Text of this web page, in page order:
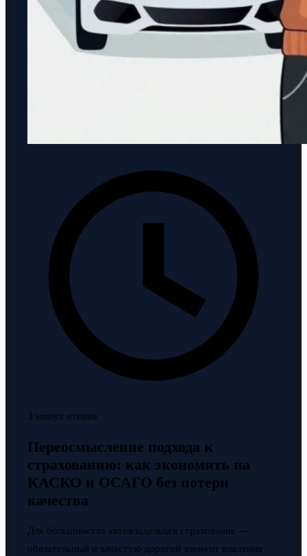
3 минут чтения
Переосмысление подхода к
страхованию: как экономить на
КАСКО и ОСАГО без потери
качества
Для большинства автовладельцев страхование —
обязательный и зачастую дорогой элемент владения